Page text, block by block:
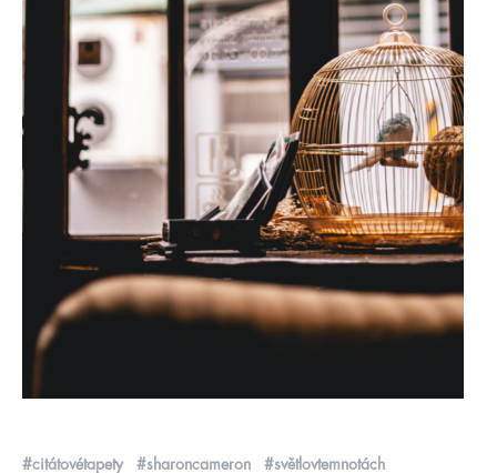
#citátovétapety #sharoncameron #světlovtemnotách